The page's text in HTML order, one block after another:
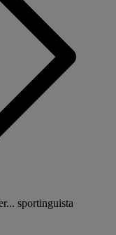
sportinguista